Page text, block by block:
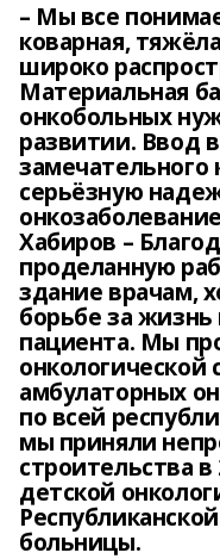
– Мы все
коварная,
широко
Материальная
онкобольных
развитии. Ввод
замечательного
серьёзную
Хабиров –
проделанную
здание врачам,
борьбе за
пациента. Мы
амбулаторных
по всей
мы приняли
строительства
детской
больницы.